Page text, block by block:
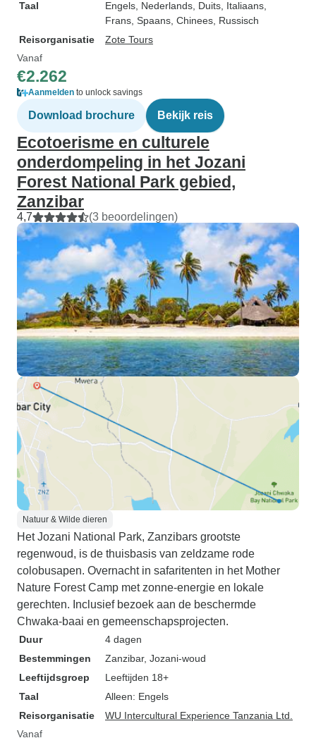
Taal
Engels, Nederlands, Duits, Italiaans,
Frans, Spaans, Chinees, Russisch
Reisorganisatie
Zote Tours
Vanaf
€2.262
Aanmelden to unlock savings
Download brochure Bekijk reis
Ecotoerisme en culturele
onderdompeling in het Jozani
Forest National Park gebied,
Zanzibar
4,7 (3 beoordelingen)
Natuur & Wilde dieren
Het Jozani National Park, Zanzibars grootste
regenwoud, is de thuisbasis van zeldzame rode
colobusapen. Overnacht in safaritenten in het Mother
Nature Forest Camp met zonne-energie en lokale
gerechten. Inclusief bezoek aan de beschermde
Chwaka-baai en gemeenschapsprojecten.
Duur
4 dagen
Bestemmingen
Zanzibar, Jozani-woud
Leeftijdsgroep
Leeftijden 18+
Taal
Alleen: Engels
Reisorganisatie
WU Intercultural Experience Tanzania Ltd.
Vanaf